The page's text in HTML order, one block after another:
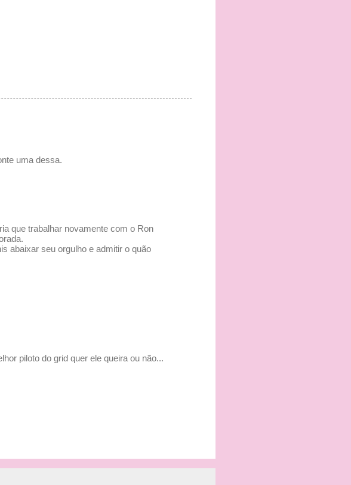
uma dessa.
que trabalhar novamente com o Ron
abaixar seu orgulho e admitir o quão
piloto do grid quer ele queira ou não...